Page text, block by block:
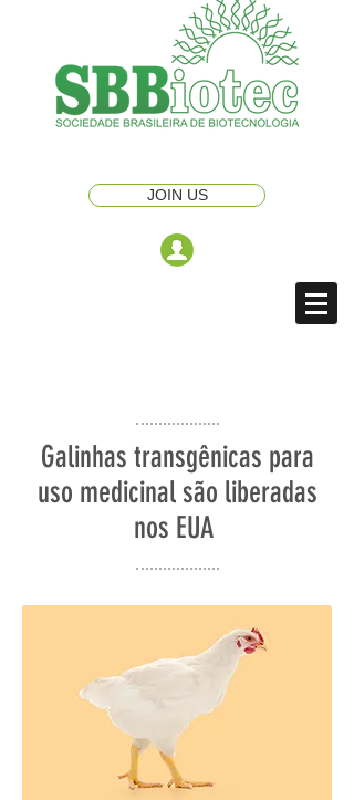
JOIN US
Galinhas transgênicas para
uso medicinal são liberadas
nos EUA